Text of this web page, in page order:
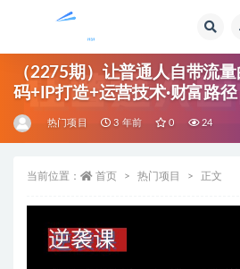
（2275期）让普通人自带流
码+IP打造+运营技术·财富路径
热门项目 3 年前 0 24
当前位置： 首页 热门项目 正文